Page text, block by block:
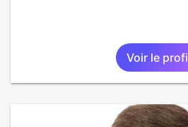
Voir le